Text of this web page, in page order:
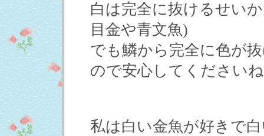
白は完全に抜けるせい
目金や青文魚)
でも鱗から完全に色が
ので安心してください
私は白い金魚が好きで